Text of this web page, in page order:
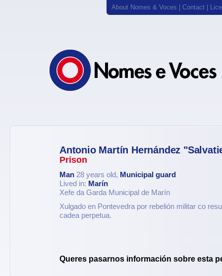
About Nomes & Voces Contact
Antonio Martín Hernández
Prison
Man 28 years old, Municipal guard
Lived in: Marín
Xefe da Garda Municipal de Marín
Xulgado en Pontevedra por rebelión militar co
cadea perpetua.
Queres pasarnos información sobre esta